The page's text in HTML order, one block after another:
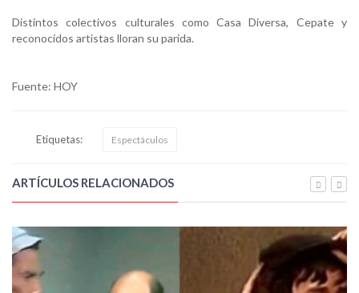
Distintos colectivos culturales como Casa Diversa, Cepate y
reconocidos artistas lloran su parida.
Fuente: HOY
Etiquetas: Espectáculos
ARTÍCULOS RELACIONADOS